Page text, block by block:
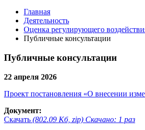
Главная
Деятельность
Оценка регулирующего
Публичные консультации
Публичные консультации
22 апреля 2026
Проект постановления «О внесении
Документ:
Скачать (802.09 Кб, zip) Скачано: 1 раз